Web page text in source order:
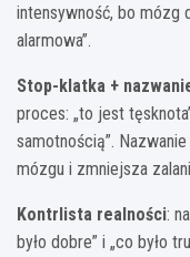
intensywność, bo mózg
alarmowa”.
Stop-klatka +
proces: „to jest
samotnością”.
mózgu i zmniejsza
Kontrlista realności:
było dobre” i „co było